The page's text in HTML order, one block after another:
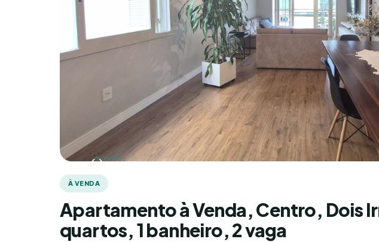
À VENDA
Apartamento à Venda, Centro, Dois
quartos, 1 banheiro, 2 vaga